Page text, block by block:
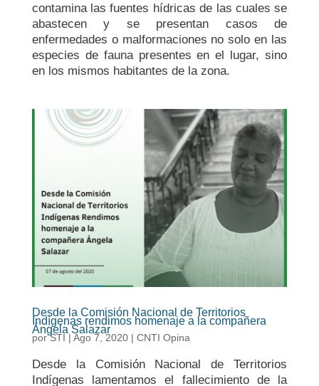
contamina las fuentes hídricas de las cuales se
abastecen y se presentan casos de
enfermedades o malformaciones no solo en las
especies de fauna presentes en el lugar, sino
en los mismos habitantes de la zona.
Desde la Comisión Nacional de Territorios
Indígenas rendimos homenaje a la compañera
Ángela Salazar
porSTI|Ago 7, 2020| CNTI Opina
Desde la Comisión Nacional de Territorios
Indígenas lamentamos el fallecimiento de la